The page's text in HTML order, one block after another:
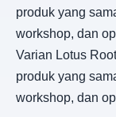
produk yang
workshop, dan
Varian Lotus
produk yang
workshop, dan